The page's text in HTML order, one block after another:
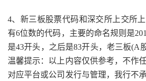
4、新三板股票代码和深交所上交所
有6位数的代码，主要的命名规则是
是43开头，之后是83开头，老三板(A
温馨提示：以上内容仅供参考，不作
对应平台或公司发行与管理，我行不